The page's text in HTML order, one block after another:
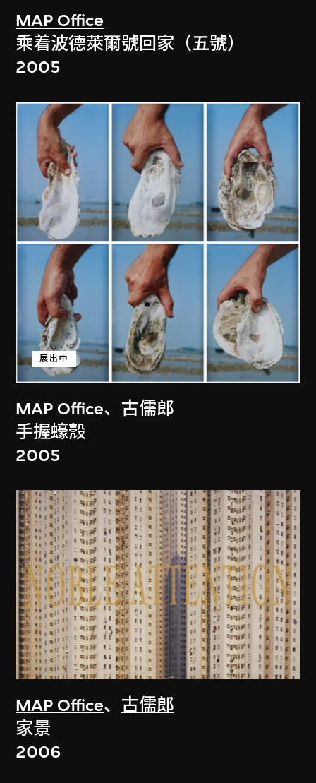
MAP Office
乘着波德萊爾號回家（五號）
2005
MAP Office、 古儒郎
展出中
手握蠔殼
2005
MAP Office、 古儒郎
家景
2006